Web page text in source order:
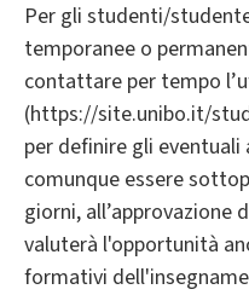
Per gli studenti/
temporanee o
contattare per tempo
(https://site.unibo.it/
per definire gli
comunque essere
giorni, all’approvazione
valuterà l'opportunità
formativi